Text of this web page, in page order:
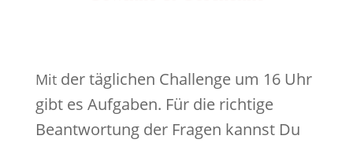
Mitder täglichen Challenge um 16 Uhr
gibt es Aufgaben. Für die richtige
Beantwortung der Fragen kannst Du